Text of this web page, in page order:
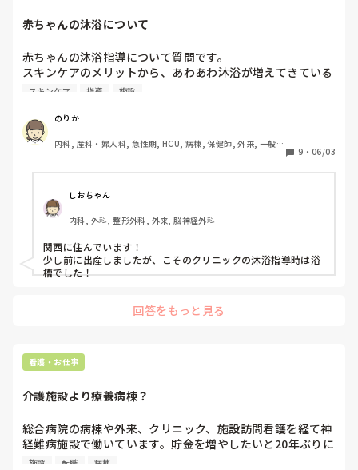
赤ちゃんの沐浴について
赤ちゃんの沐浴指導について質問です。
スキンケアのメリットから、あわあわ沐浴が増えてきている
印象です。
は浴槽パターンですか？あわあわ沐浴ですか？
みなさんの施設や地域の状況を教えていただきたいです。
スキンケア 指導 施設
のりか
内科, 産科・婦人科, 急性期, HCU, 病棟, 保健師, 外来, 一般病
9 ・ 06/03
しおちゃん
内科, 外科, 整形外科, 外来, 脳神経外科
関西に住んでいます！
少し前に出産しましたが、こそのクリニックの沐浴指導時は浴
槽でした！
回答をもっと見る
看護・お仕事
介護施設より療養病棟？
総合病院の病棟や外来、クリニック、施設訪問看護を経て神
経難病施設で働いています。貯金を増やしたいと20年ぶりに
夜勤もはじめました。
施設 転職 病棟